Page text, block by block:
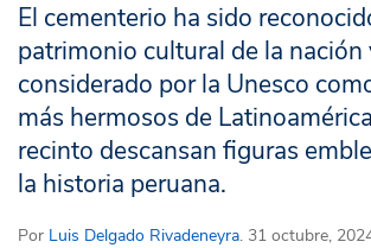
El cementerio ha sido
patrimonio cultural de la nación
considerado por la Unesco
más hermosos de
recinto descansan figuras
la historia peruana.
Por Luis Delgado Rivadeneyra. 31 octubre,